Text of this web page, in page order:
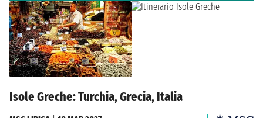
Isole Greche: Turchia, Grecia, Italia